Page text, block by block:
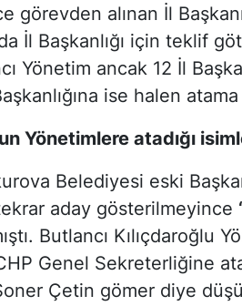
görevden alınan İl
İl Başkanlığı için teklif
Yönetim ancak 12 İl
ise halen atama
Yönetimlere atadığı
Belediyesi eski
aday gösterilmeyince
Butlancı Kılıçdaroğlu
Genel Sekreterliğine
Çetin gömer diye